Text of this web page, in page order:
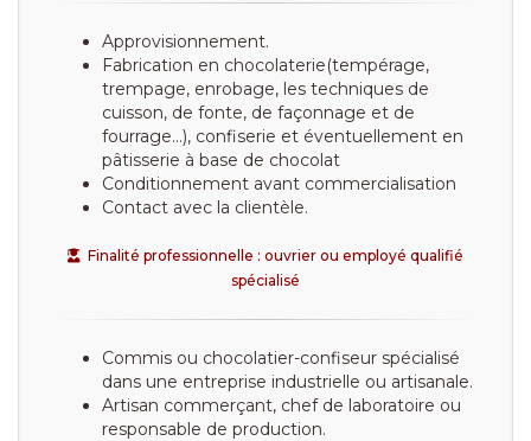
Approvisionnement.
Fabrication en chocolaterie(tempérage,
trempage, enrobage, les techniques de
cuisson, de fonte, de façonnage et de
fourrage...), confiserie et éventuellement en
pâtisserie à base de chocolat
Conditionnement avant commercialisation
Contact avec la clientèle.
Finalité professionnelle : ouvrier ou employé qualifié
spécialisé
Commis ou chocolatier-confiseur spécialisé
dans une entreprise industrielle ou artisanale.
Artisan commerçant, chef de laboratoire ou
responsable de production.